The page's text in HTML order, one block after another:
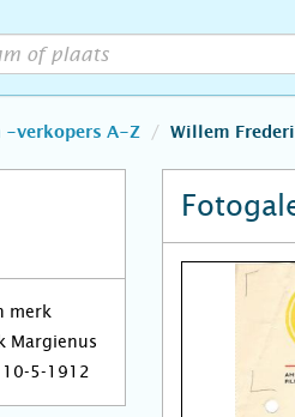
-verkopers A-Z Willem
merk
Margienus
10-5-1912